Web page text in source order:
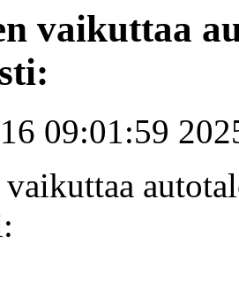
vaikuttaa
09:01:59
vaikuttaa